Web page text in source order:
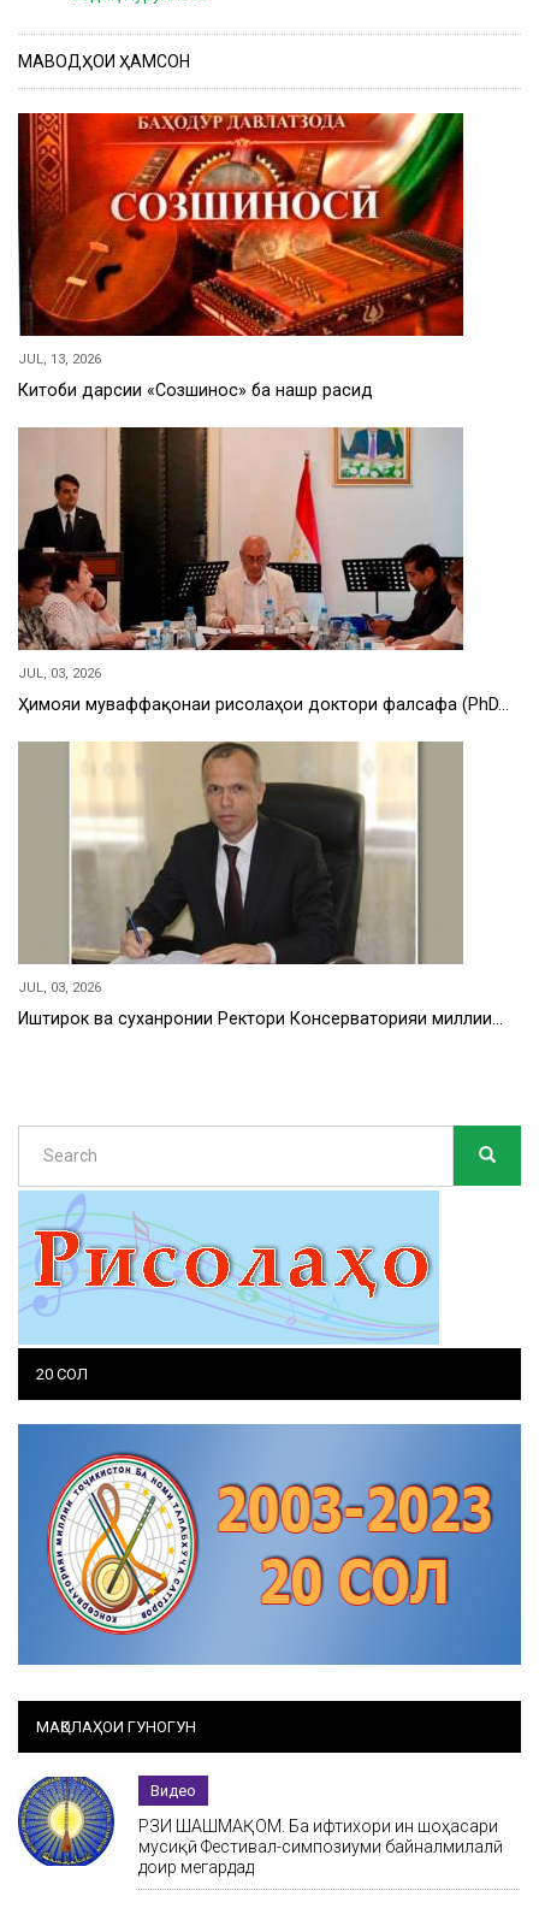
МАВОДҲОИ ҲАМСОН
JUL, 13, 2026
Китоби дарсии «Созшиносӣ» ба нашр расид
JUL, 03, 2026
Ҳимояи муваффақонаи рисолаҳои доктори фалсафа (PhD…
JUL, 03, 2026
Иштирок ва суханронии Ректори Консерваторияи миллии…
Search
20 СОЛ
МАҚОЛАҲОИ ГУНОГУН
Видео
РӮЗИ ШАШМАҚОМ. Ба ифтихори ин шоҳасари
мусиқӣ Фестивал-симпозиуми байналмилалӣ
доир мегардад